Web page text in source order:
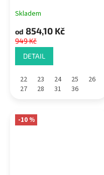
Skladem
od 854,10 Kč
949 Kč
DETAIL
22 23 24 25
26
27
28 31 36
-10 %